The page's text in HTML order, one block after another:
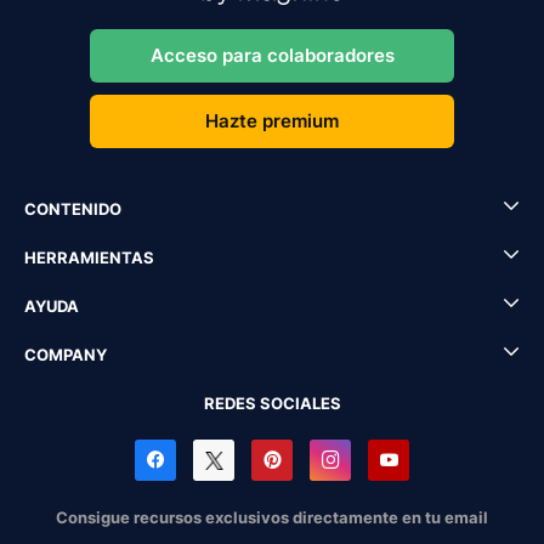
Acceso para colaboradores
Hazte premium
CONTENIDO
HERRAMIENTAS
AYUDA
COMPANY
REDES SOCIALES
Consigue recursos exclusivos directamente en tu email